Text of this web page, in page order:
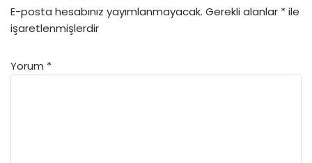
E-posta hesabınız yayımlanmayacak. Gerekli alanlar *ile
işaretlenmişlerdir
Yorum *